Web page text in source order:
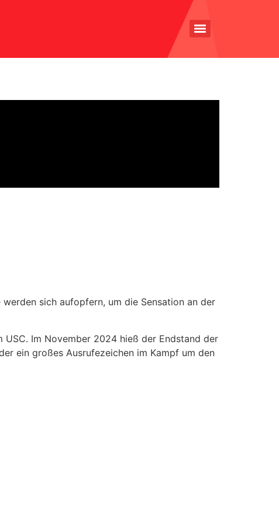
sich aufopfern, um die Sensation an der
Im November 2024 hieß der Endstand der
ein großes Ausrufezeichen im Kampf um den